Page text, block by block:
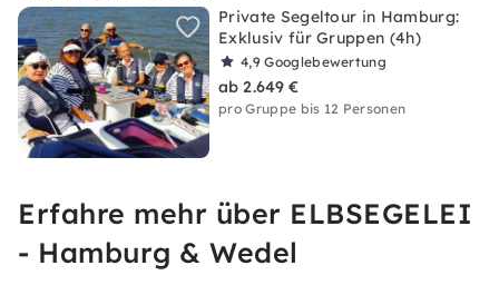
Private Segeltour in Hamburg:
Exklusiv für Gruppen (4h)
4,9Googlebewertung
ab 2.649 €
pro Gruppe bis 12 Personen
Erfahre mehr über ELBSEGELEI
- Hamburg & Wedel